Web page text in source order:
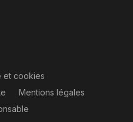
et cookies
Mentions légales